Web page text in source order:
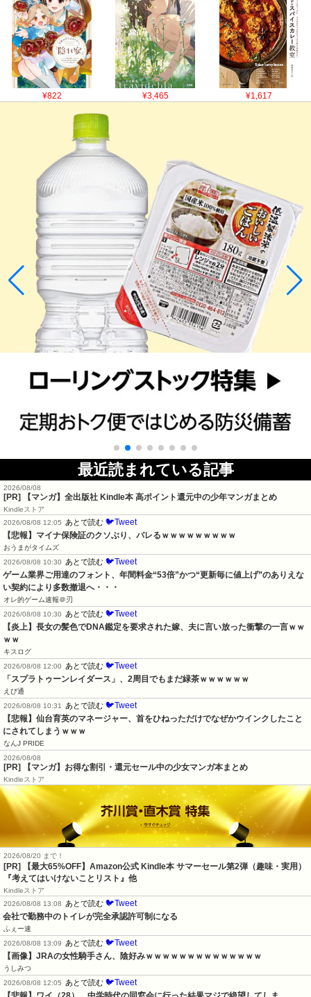
¥822 ¥3,465 ¥1,617
最近読まれている記事
2026/08/08
[PR] 【マンガ】全出版社 Kindle本 高ポイント還元中の少年マンガまとめ
Kindleストア
2026/08/08 12:05
あとで読む 🐦Tweet
【悲報】マイナ保険証のクソぶり、バレるｗｗｗｗｗｗｗｗｗ
おうまがタイムズ
2026/08/08 10:30
あとで読む 🐦Tweet
ゲーム業界ご用達のフォント、年間料金“53倍”かつ“更新毎に値上げ”のありえな
い契約により多数撤退へ・・・
オレ的ゲーム速報＠刃
2026/08/08 10:30
あとで読む 🐦Tweet
【炎上】長女の髪色でDNA鑑定を要求された嫁、夫に言い放った衝撃の一言ｗｗ
ｗｗ
キスログ
2026/08/08 12:00
あとで読む 🐦Tweet
「スプラトゥーンレイダース」、2周目でもまだ緑茶ｗｗｗｗｗｗ
えび通
2026/08/08 10:31
あとで読む 🐦Tweet
【悲報】仙台育英のマネージャー、首をひねっただけでなぜかウインクしたこと
にされてしまうｗｗｗ
なんJ PRIDE
2026/08/08
[PR] 【マンガ】お得な割引・還元セール中の少女マンガ本まとめ
Kindleストア
2026/08/20 まで！
[PR]
【最大65%OFF】Amazon公式 Kindle本 サマーセール第2弾（趣味・実用）
『考えてはいけないことリスト』他
Kindleストア
2026/08/08 13:08
あとで読む 🐦Tweet
会社で勤務中のトイレが完全承認許可制になる
ふぇー速
2026/08/08 13:09
あとで読む 🐦Tweet
【画像】JRAの女性騎手さん、陰好みｗｗｗｗｗｗｗｗｗｗｗｗｗｗ
うしみつ
2026/08/08 12:05
あとで読む 🐦Tweet